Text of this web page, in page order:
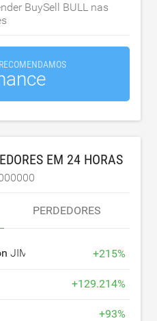
BuySell BULL nas
EM 24 HORAS
PERDEDORES
JIMOTHY +215%
+129.214%
+93%